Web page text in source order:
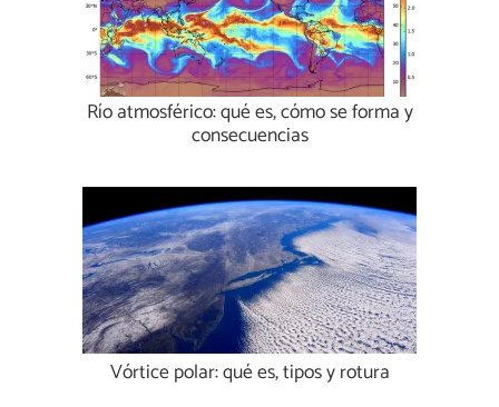
Río atmosférico: qué es, cómo se forma y
consecuencias
Vórtice polar: qué es, tipos y rotura